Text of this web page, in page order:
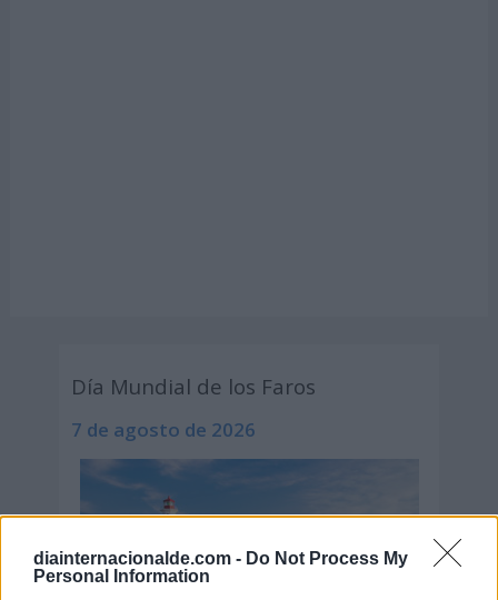
diainternacionalde.com - Do Not Process My
Personal Information
Día Mundial de los Faros
7 de agosto de 2026